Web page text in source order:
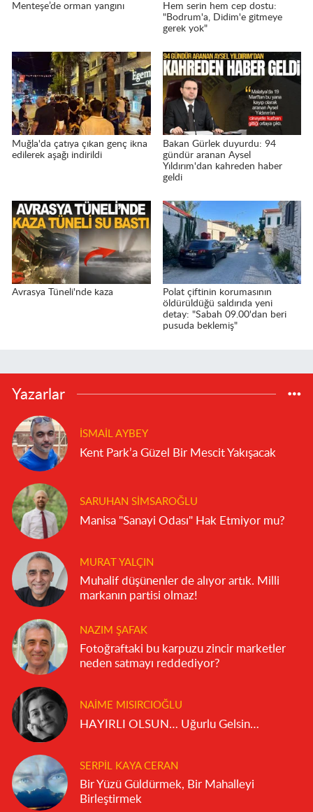
Menteşe’de orman yangını
Hem serin hem cep dostu:
"Bodrum'a, Didim'e gitmeye
gerek yok"
Muğla'da çatıya çıkan genç ikna
edilerek aşağı indirildi
Bakan Gürlek duyurdu: 94
gündür aranan Aysel
Yıldırım'dan kahreden haber
geldi
Avrasya Tüneli'nde kaza
Polat çiftinin korumasının
öldürüldüğü saldırıda yeni
detay: "Sabah 09.00'dan beri
pusuda beklemiş"
Yazarlar
İSMAIL AYBEY
Kent Park’a Güzel Bir Mescit Yakışacak
SARUHAN SIMSAROĞLU
Manisa "Sanayi Odası" Hak Etmiyor mu?
MURAT YALÇIN
Muhalif düşünenler de alıyor artık. Milli
markanın partisi olmaz!
NAZIM ŞAFAK
Fotoğraftaki bu karpuzu zincir marketler
neden satmayı reddediyor?
NAIME MISIRCIOĞLU
HAYIRLI OLSUN… Uğurlu Gelsin…
SERPIL KAYA CERAN
Bir Yüzü Güldürmek, Bir Mahalleyi
Birleştirmek